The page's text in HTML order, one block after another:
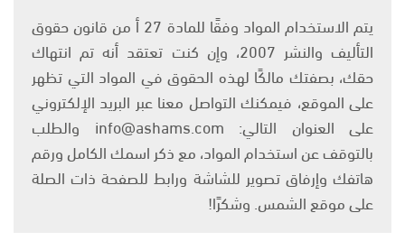
يتم الاستخدام المواد وفقًا للمادة 27 أ من قانون حقوق
التأليف والنشر 2007، وإن كنت تعتقد أنه تم انتهاك
حقك، بصفتك مالكًا لهذه الحقوق في المواد التي تظهر
على الموقع، فيمكنك التواصل معنا عبر البريد الإلكتروني
على العنوان التالي: info@ashams.com والطلب
بالتوقف عن استخدام المواد، مع ذكر اسمك الكامل ورقم
هاتفك وإرفاق تصوير للشاشة ورابط للصفحة ذات الصلة
على موقع الشمس. وشكرًا!